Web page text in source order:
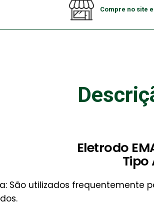
Compre no site
Eletrodo
Tipo
São utilizados